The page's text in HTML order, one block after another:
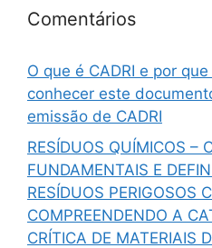
Comentários
O que é CADRI e por
conhecer este
emissão de CADRI
RESÍDUOS QUÍMICOS –
FUNDAMENTAIS E
RESÍDUOS PERIGOSOS
COMPREENDENDO A
CRÍTICA DE MATERIAIS